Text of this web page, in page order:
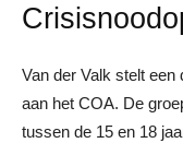
Van der Valk stelt een
aan het COA. De
tussen de 15 en 18